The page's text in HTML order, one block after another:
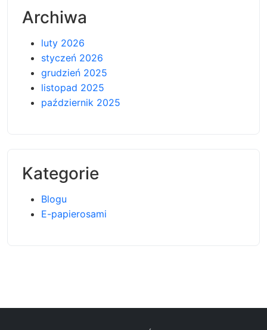
Archiwa
luty 2026
styczeń 2026
grudzień 2025
listopad 2025
październik 2025
Kategorie
Blogu
E-papierosami